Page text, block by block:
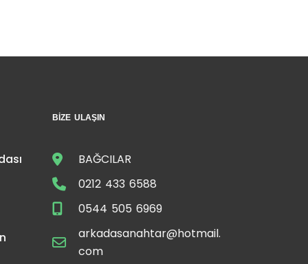
BIZE ULAŞIN
BAĞCILAR
0212 433 6588
0544 505 6969
arkadasanahtar@hotmail.
com